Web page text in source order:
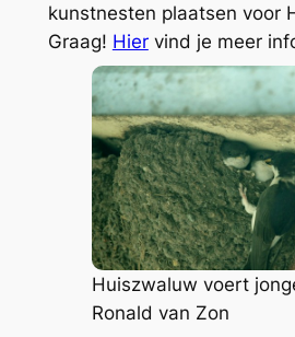
kunstnesten plaatsen voor
Graag! Hiervind je meer
Huiszwaluw voert
Ronald van Zon